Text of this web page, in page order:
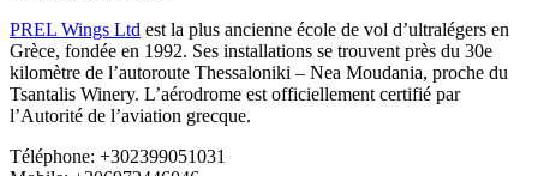
PREL Wings Ltd est la plus ancienne école de vol d’ultralégers en
Grèce, fondée en 1992. Ses installations se trouvent près du 30e
kilomètre de l’autoroute Thessaloniki – Nea Moudania, proche du
Tsantalis Winery. L’aérodrome est officiellement certifié par
l’Autorité de l’aviation grecque.
Téléphone: +302399051031